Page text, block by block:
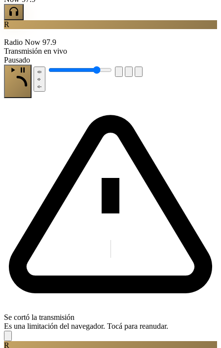
R
Radio Now 97.9
Transmisión en vivo
Pausado
Se cortó la transmisión
Es una limitación del navegador. Tocá para reanudar.
R